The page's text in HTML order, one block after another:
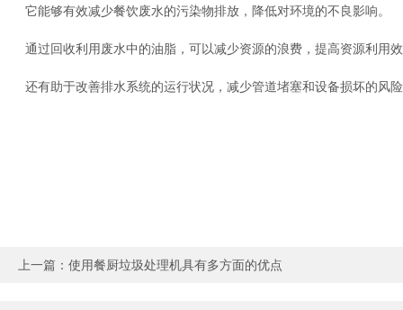
它能够有效减少餐饮废水的污染物排放，降低对环境的不良影响。
通过回收利用废水中的油脂，可以减少资源的浪费，提高资源利用
还有助于改善排水系统的运行状况，减少管道堵塞和设备损坏的风
上一篇： 使用餐厨垃圾处理机具有多方面的优点